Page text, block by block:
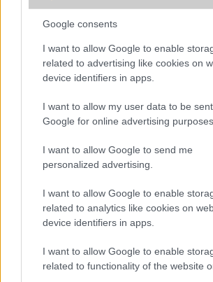
Google consents
I want to allow Google to enable
related to advertising like cookies on
device identifiers in apps.
I want to allow my user data to be
Google for online advertising purposes.
I want to allow Google to send me
personalized advertising.
I want to allow Google to enable
related to analytics like cookies on
device identifiers in apps.
I want to allow Google to enable
related to functionality of the website
LEGOLVASOTTABBAK
Számos népszerű Samsung Galaxy
UI 9 frissítésből – itt a lista az érintett
Apple az új csúcsmobilokról
Az Android rejtett automatizmusai: hat
észrevétlenül könnyíti meg a mindennapokat
Ez a rejtett Samsung funkció teljesen
Nem biztos, hogy érdemes kivárni az
kamerás funkcióját
Élőképeken a Dark Cherry színű iPhone